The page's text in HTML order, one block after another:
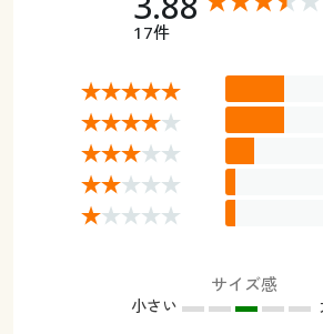
17件
サイズ感
小さい